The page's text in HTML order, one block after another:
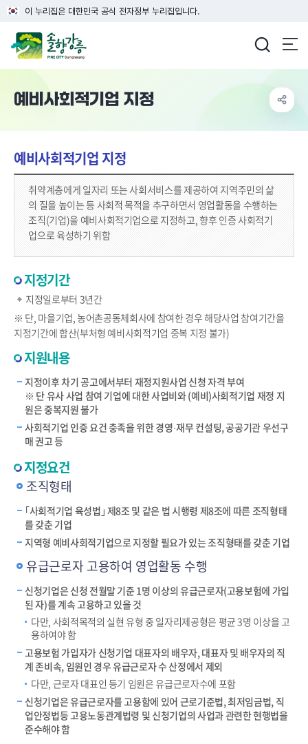
이 누리집은 대한민국 공식 전자정부 누리집입니다.
예비사회적기업 지정
예비사회적기업 지정
취약계층에게 일자리 또는 사회서비스를 제공하여 지역주민의 삶
의 질을 높이는 등 사회적 목적을 추구하면서 영업활동을 수행하는
조직(기업)을 예비사회적기업으로 지정하고, 향후 인증 사회적기
업으로 육성하기 위함
지정기간
지정일로부터 3년간
※ 단, 마을기업, 농어촌공동체회사에 참여한 경우 해당사업 참여기간을
지정기간에 합산(부처형 예비사회적기업 중복 지정 불가)
지원내용
지정이후 차기 공고에서부터 재정지원사업 신청 자격 부여
※ 단 유사 사업 참여 기업에 대한 사업비와 (예비)사회적기업 재정 지
원은 중복지원 불가
사회적기업 인증 요건 충족을 위한 경영·재무 컨설팅, 공공기관 우선구
매 권고 등
지정요건
조직형태
｢사회적기업 육성법｣ 제8조 및 같은 법 시행령 제8조에 따른 조직형태
를 갖춘 기업
지역형 예비사회적기업으로 지정할 필요가 있는 조직형태를 갖춘 기업
유급근로자 고용하여 영업활동 수행
신청기업은 신청 전월말 기준 1명 이상의 유급근로자(고용보험에 가입
된 자)를 계속 고용하고 있을 것
다만, 사회적목적의 실현 유형 중 일자리제공형은 평균 3명 이상을 고
용하여야 함
고용보험 가입자가 신청기업 대표자의 배우자, 대표자 및 배우자의 직
계 존비속, 임원인 경우 유급근로자 수 산정에서 제외
다만, 근로자 대표인 등기 임원은 유급근로자수에 포함
신청기업은 유급근로자를 고용함에 있어 근로기준법, 최저임금법, 직
업안정법등 고용노동관계법령 및 신청기업의 사업과 관련한 현행법을
준수해야 함